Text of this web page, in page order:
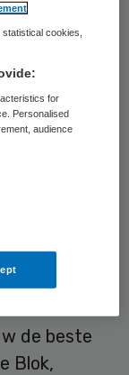
Beste
keer
en
Vorig
en de
de beste
Blok,
cookies,
for
Personalised
audience